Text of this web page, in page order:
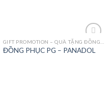
Add to
Wishlist
ĐỒNG PHỤC PG – PANADOL